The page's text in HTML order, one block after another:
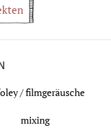
/ filmgeräusche
mixing